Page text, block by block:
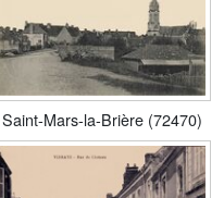
Saint-Mars-la-Brière (72470)